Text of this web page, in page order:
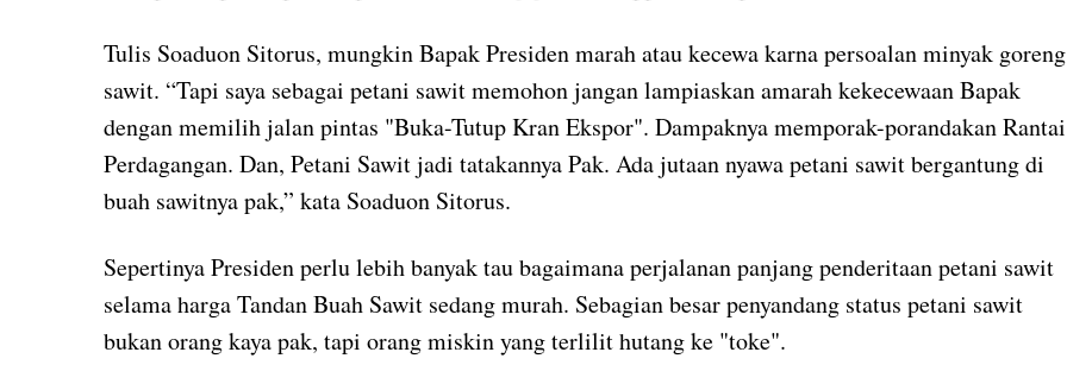
Tulis Soaduon Sitorus, mungkin Bapak Presiden marah atau kecewa karna persoalan minyak goreng
sawit. “Tapi saya sebagai petani sawit memohon jangan lampiaskan amarah kekecewaan Bapak
dengan memilih jalan pintas "Buka-Tutup Kran Ekspor". Dampaknya memporak-porandakan Rantai
Perdagangan. Dan, Petani Sawit jadi tatakannya Pak. Ada jutaan nyawa petani sawit bergantung di
buah sawitnya pak,” kata Soaduon Sitorus.
Sepertinya Presiden perlu lebih banyak tau bagaimana perjalanan panjang penderitaan petani sawit
selama harga Tandan Buah Sawit sedang murah. Sebagian besar penyandang status petani sawit
bukan orang kaya pak, tapi orang miskin yang terlilit hutang ke "toke".